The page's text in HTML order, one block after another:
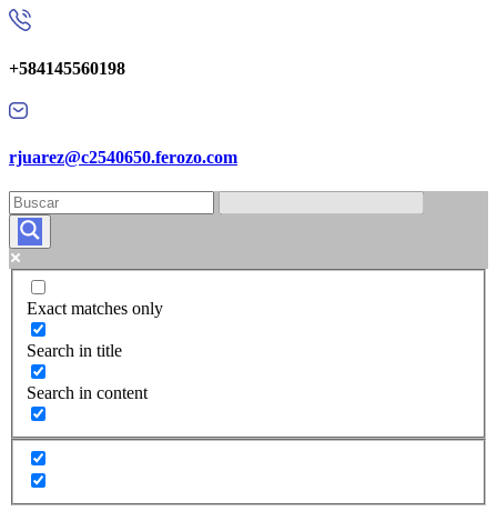
+584145560198
rjuarez@c2540650.ferozo.com
Exact matches only
Search in title
Search in content